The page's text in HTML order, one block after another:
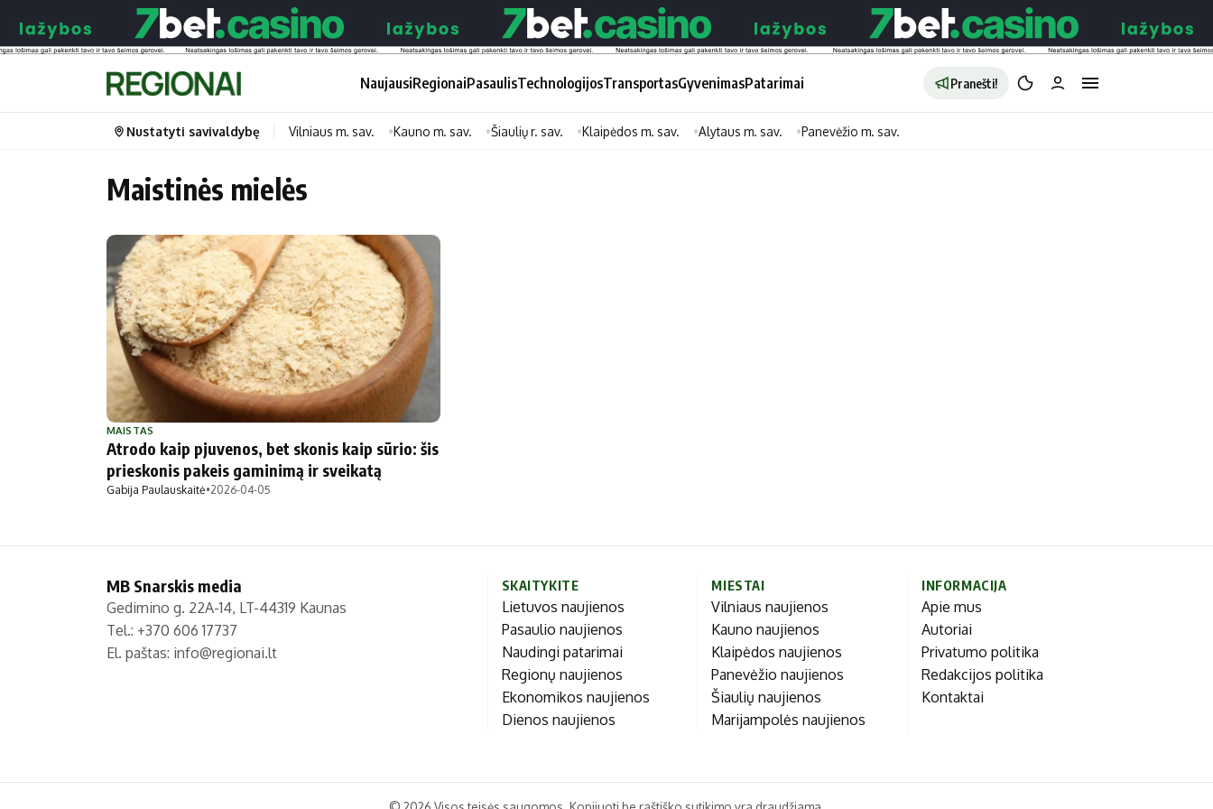
NaujausiRegionaiPasaulisTechnologijosTransportasGyvenimasPatarimai Pranešti!
Pradinis puslapis
Savivaldybės
Naujausi
Regionai
Lietuva
Pasaulis
Politika
Patarimai
Dirbtinis intelektas
Transportas
Gyvenimas
Horoskopai
Laisvalaikis
Maistas
Sveikata
Technologijos
Indėlių palūkanos
Dienos naujienos
Nustatyti savivaldybę Vilniaus m. sav. Kauno m. sav. Šiaulių r. sav. Klaipėdos m. sav. Alytaus m. sav. Panevėžio m. sav.
Maistinės mielės
MAISTAS
Atrodo kaip pjuvenos, bet skonis kaip sūrio: šis
prieskonis pakeis gaminimą ir sveikatą
Gabija Paulauskaitė•2026-04-05
MB Snarskis media
Gedimino g. 22A-14, LT-44319 Kaunas
Tel.: +370 606 17737
El. paštas: info@regionai.lt
SKAITYKITE
Lietuvos naujienos
Pasaulio naujienos
Naudingi patarimai
Regionų naujienos
Ekonomikos naujienos
Dienos naujienos
MIESTAI
Vilniaus naujienos
Kauno naujienos
Klaipėdos naujienos
Panevėžio naujienos
Šiaulių naujienos
Marijampolės naujienos
INFORMACIJA
Apie mus
Autoriai
Privatumo politika
Redakcijos politika
Kontaktai